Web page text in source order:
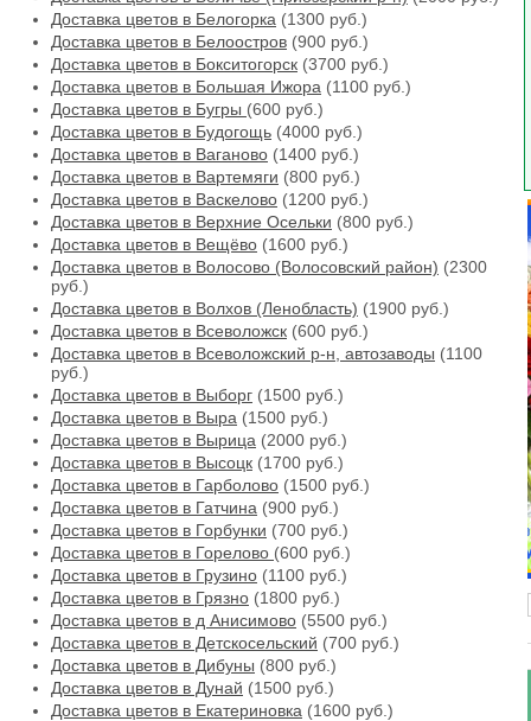
Доставка цветов в Белогорка (1300 руб.)
Доставка цветов в Белоостров (900 руб.)
Доставка цветов в Бокситогорск (3700 руб.)
Доставка цветов в Большая Ижора (1100 руб.)
Доставка цветов в Бугры (600 руб.)
Доставка цветов в Будогощь (4000 руб.)
Доставка цветов в Ваганово (1400 руб.)
Доставка цветов в Вартемяги (800 руб.)
Доставка цветов в Васкелово (1200 руб.)
Доставка цветов в Верхние Осельки (800 руб.)
Доставка цветов в Вещёво (1600 руб.)
Доставка цветов в Волосово (Волосовский район) (2300
руб.)
Доставка цветов в Волхов (Ленобласть) (1900 руб.)
Доставка цветов в Всеволожск (600 руб.)
Доставка цветов в Всеволожский р-н, автозаводы (1100
руб.)
Доставка цветов в Выборг (1500 руб.)
Доставка цветов в Выра (1500 руб.)
Доставка цветов в Вырица (2000 руб.)
Доставка цветов в Высоцк (1700 руб.)
Доставка цветов в Гарболово (1500 руб.)
Доставка цветов в Гатчина (900 руб.)
Доставка цветов в Горбунки (700 руб.)
Доставка цветов в Горелово (600 руб.)
Доставка цветов в Грузино (1100 руб.)
Доставка цветов в Грязно (1800 руб.)
Доставка цветов в д Анисимово (5500 руб.)
Доставка цветов в Детскосельский (700 руб.)
Доставка цветов в Дибуны (800 руб.)
Доставка цветов в Дунай (1500 руб.)
Доставка цветов в Екатериновка (1600 руб.)